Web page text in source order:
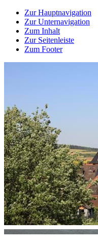
Zur Hauptnavigation
Zur Unternavigation
Zum Inhalt
Zur Seitenleiste
Zum Footer